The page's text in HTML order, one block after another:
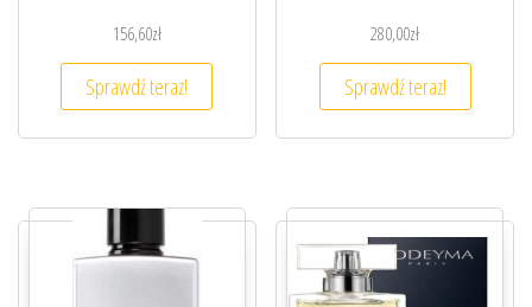
156,60zł
Sprawdź teraz!
280,00zł
Sprawdź teraz!